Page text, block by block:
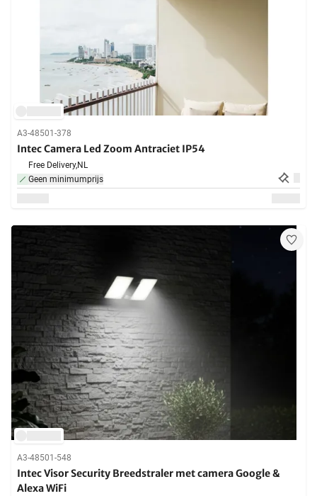
A3-48501-378
Intec Camera Led Zoom Antraciet IP54
Free Delivery,NL
Geen minimumprijs
A3-48501-548
Intec Visor Security Breedstraler met camera Google &
Alexa WiFi